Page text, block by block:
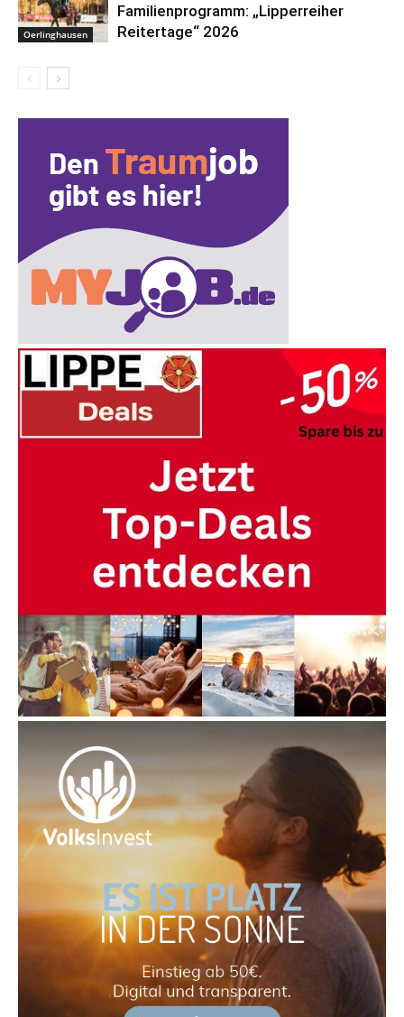
Oerlinghausen
Familienprogramm: „Lipperreiher
Reitertage“ 2026